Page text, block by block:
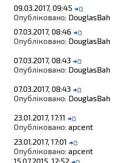
09.03.2017, 09:45
Опубліковано: DouglasBah
07.03.2017, 08:46
Опубліковано: DouglasBah
07.03.2017, 08:43
Опубліковано: DouglasBah
07.03.2017, 08:43
Опубліковано: DouglasBah
23.01.2017, 17:11
Опубліковано: apcent
23.01.2017, 17:01
Опубліковано: apcent
15.07.2015, 12:52